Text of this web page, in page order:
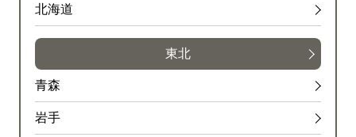
北海道
東北
青森
岩手